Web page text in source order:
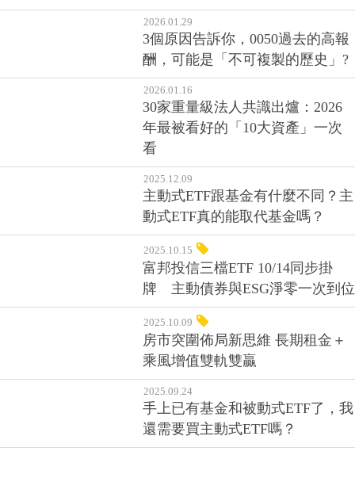
2026.01.29
3個原因告訴你，0050過去的高報
酬，可能是「不可複製的歷史」?
2026.01.16
30家重量級法人共識出爐：2026
年最被看好的「10大資產」一次
看
2025.12.09
主動式ETF跟基金有什麼不同？主
動式ETF真的能取代基金嗎？
2025.10.15
富邦投信三檔ETF 10/14同步掛
牌 主動債券與ESG淨零一次到位
2025.10.09
房市突圍佈局新思維 長期租金＋
乘風增值雙軌雙贏
2025.09.24
手上已有基金和被動式ETF了，我
還需要買主動式ETF嗎？